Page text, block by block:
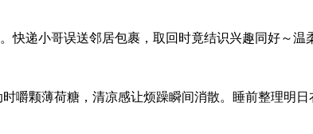
快递小哥误送邻居包裹，取回时竟结识兴趣同好～温
嚼颗薄荷糖，清凉感让烦躁瞬间消散。睡前整理明